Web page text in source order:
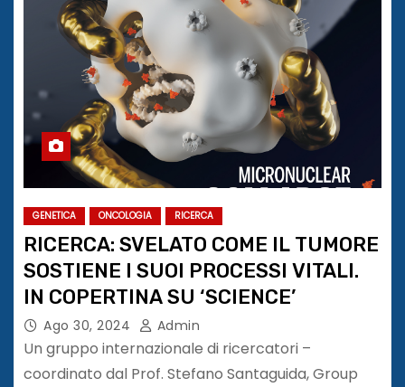
GENETICA ONCOLOGIA RICERCA
RICERCA: SVELATO COME IL TUMORE
SOSTIENE I SUOI PROCESSI VITALI.
IN COPERTINA SU ‘SCIENCE’
Ago 30, 2024 Admin
Un gruppo internazionale di ricercatori –
coordinato dal Prof. Stefano Santaguida, Group